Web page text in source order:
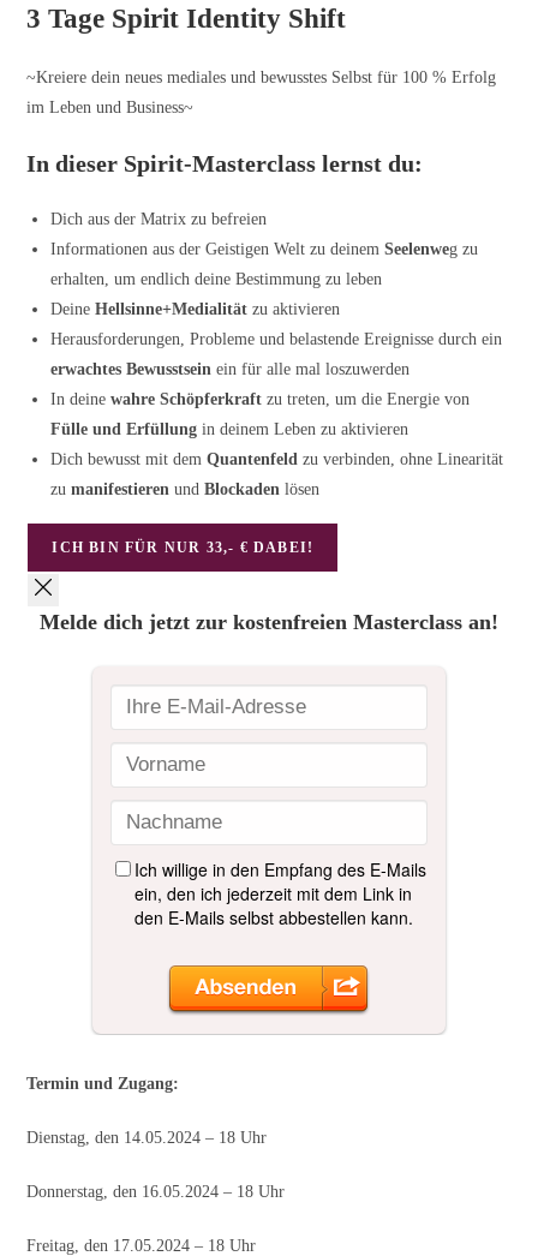
Zum
springen
3 Tage Spirit Identity Shift
~Kreiere dein neues mediales und bewusstes Selbst für 100 % Erfolg
im Leben und Business~
In dieser Spirit-Masterclass lernst du:
Dich aus der Matrix zu befreien
Informationen aus der Geistigen Welt zu deinemSeelenweg zu
erhalten, um endlich deine Bestimmung zu leben
DeineHellsinne+Medialitätzu aktivieren
Herausforderungen, Probleme und belastende Ereignisse durch ein
erwachtes Bewusstsein ein für alle mal loszuwerden
In deinewahre Schöpferkraft zu treten, um die Energie von
Fülle und Erfüllungin deinem Leben zu aktivieren
Dich bewusst mit demQuantenfeldzu verbinden, ohne Linearität
zumanifestieren undBlockadenlösen
ICH BIN FÜR NUR 33,- € DABEI!
Melde dich jetzt zur kostenfreien Masterclass an!
Termin und Zugang:
Dienstag, den 14.05.2024 – 18 Uhr
Donnerstag, den 16.05.2024 – 18 Uhr
Freitag, den 17.05.2024 – 18 Uhr